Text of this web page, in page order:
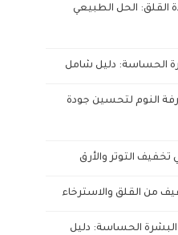
الحل الطبيعي
الحساسة: دليل شامل
النوم لتحسين جودة
التوتر والأرق
من القلق والاسترخاء
البشرة الحساسة: دليل